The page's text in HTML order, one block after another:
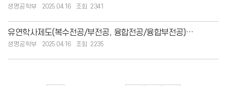
생명공학부 2025.04.16 2341
유연학사제도(복수전공/부전공, 융합전공/융합부전공) 유의사항 및 학점 이수표 안내
생명공학부 2025.04.16 2235